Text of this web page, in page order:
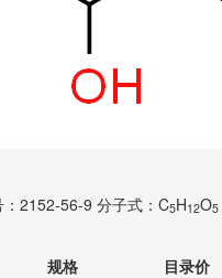
：2152-56-9 分子式：C5H12O5
规格 目录价